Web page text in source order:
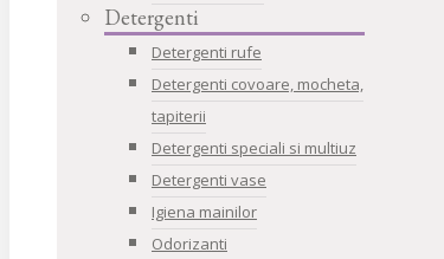
Detergenti
Detergenti rufe
Detergenti covoare, mocheta,
tapiterii
Detergenti speciali si multiuz
Detergenti vase
Igiena mainilor
Odorizanti